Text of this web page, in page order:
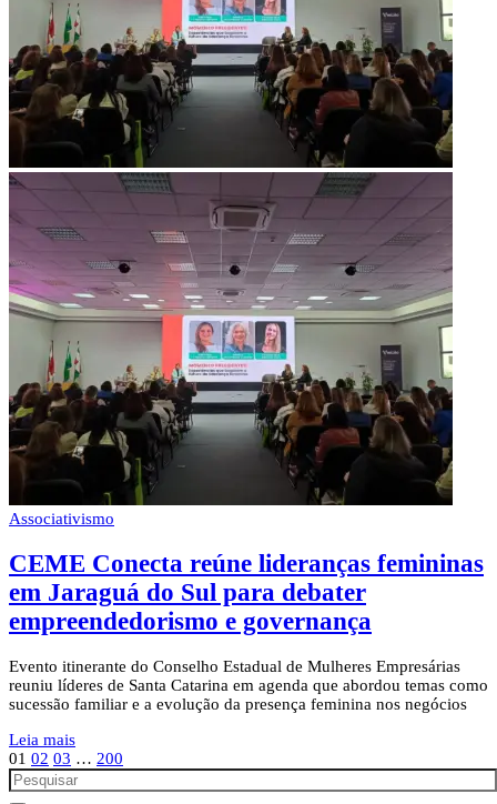
Associativismo
CEME Conecta reúne lideranças femininas
em Jaraguá do Sul para debater
empreendedorismo e governança
Evento itinerante do Conselho Estadual de Mulheres Empresárias
reuniu líderes de Santa Catarina em agenda que abordou temas como
sucessão familiar e a evolução da presença feminina nos negócios
Leia mais
01 02 03 … 200